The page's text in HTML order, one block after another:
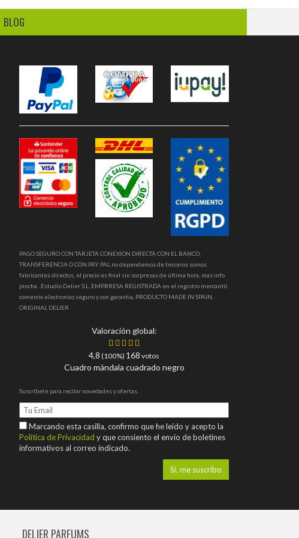
BLOG
PAGO SEGURO CON TARJETA CONEXION DIRECTA CON EL BANCO,
TRANSFERENCIA O CON PAY PAL no dependemos de terceros somos
fabricantes directos, el precio es final sin sorpresas de última hora, mas info
pincha . Estudio Delier S.L, EMPRRESA REGISTRADA en el registro mercantil,
comercio electronico seguro y con garantia, PRODUCTO MADE IN SPAIN,
ORIGINAL DELIER
Valoración global:
4,8 (100%) 168 votos
Cuadro mándala cuadrado negro
Suscríbete para recibir novedades y ofertas.
Marcando esta casilla, confirmo que he leído y acepto la
Política de Privacidad y que consiento el envío de boletines
informativos al correo indicado.
DELIER PARFUMS